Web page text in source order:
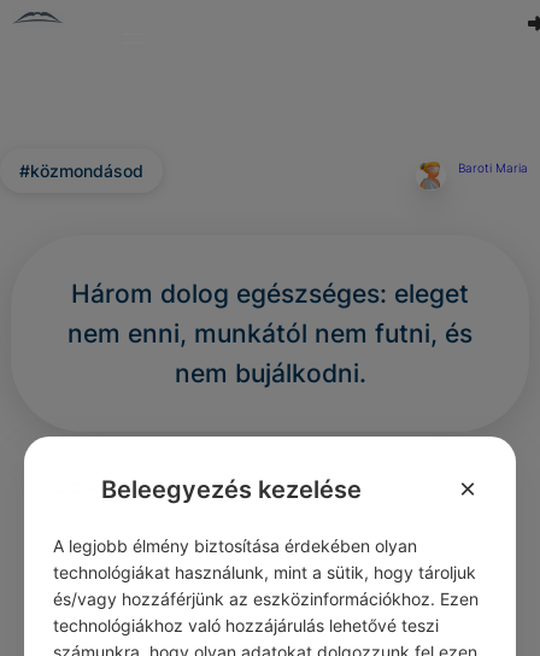
#közmondásod Baroti Maria
Három dolog egészséges: eleget
nem enni, munkától nem futni, és
nem bujálkodni.
Beleegyezés kezelése ×
A legjobb élmény biztosítása érdekében olyan
technológiákat használunk, mint a sütik, hogy tároljuk
és/vagy hozzáférjünk az eszközinformációkhoz. Ezen
technológiákhoz való hozzájárulás lehetővé teszi
számunkra, hogy olyan adatokat dolgozzunk fel ezen